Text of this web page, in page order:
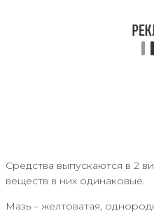
Средства выпускаются в 2
веществ в них одинаковые.
Мазь – желтоватая,